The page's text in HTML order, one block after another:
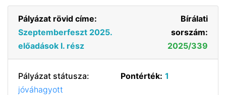
Pályázat rövid címe:
Szeptemberfeszt 2025.
előadások I. rész
Bírálati
sorszám:
2025/339
Pályázat státusza:
jóváhagyott
Pontérték: 1